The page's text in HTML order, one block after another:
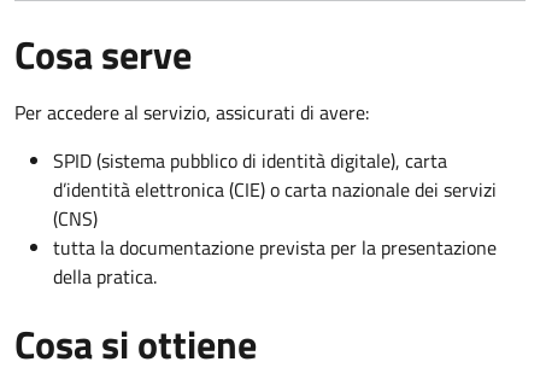
Cosa serve
Per accedere al servizio, assicurati di avere:
SPID (sistema pubblico di identità digitale), carta
d’identità elettronica (CIE) o carta nazionale dei servizi
(CNS)
tutta la documentazione prevista per la presentazione
della pratica.
Cosa si ottiene